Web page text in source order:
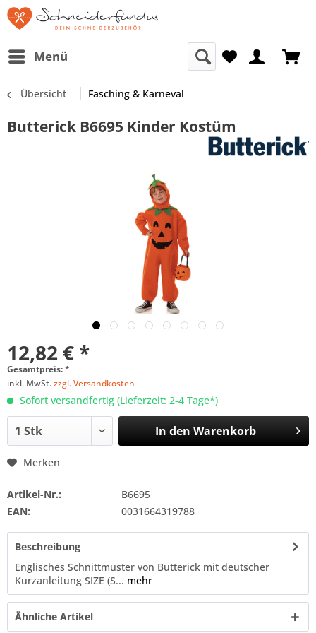
Menü
Übersicht Fasching & Karneval
Butterick B6695 Kinder Kostüm
12,82 € *
Gesamtpreis:*
inkl. MwSt.zzgl. Versandkosten
Sofort versandfertig (Lieferzeit: 2-4 Tage*)
In den Warenkorb
Merken
Artikel-Nr.:
B6695
EAN:
0031664319788
Beschreibung
Englisches Schnittmuster von Butterick mit deutscher
Kurzanleitung SIZE (S... mehr
Ähnliche Artikel